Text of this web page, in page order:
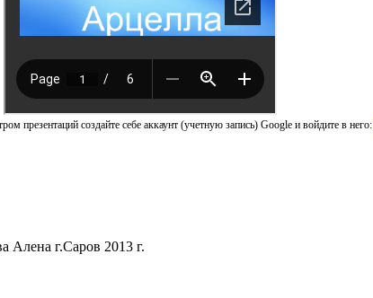
презентаций создайте себе аккаунт (учетную запись) Google и войдите в него:
г.Саров 2013 г.